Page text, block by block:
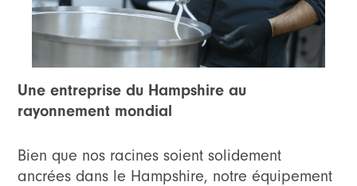
Une entreprise du Hampshire au
rayonnement mondial
Bien que nos racines soient solidement
ancrées dans le Hampshire, notre équipement